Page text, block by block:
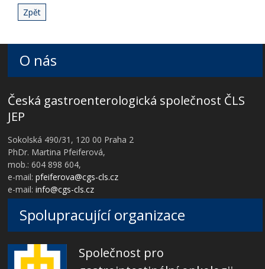
Zpět
O nás
Česká gastroenterologická společnost ČLS
JEP
Sokolská 490/31, 120 00 Praha 2
PhDr. Martina Pfeiferová,
mob.: 604 898 604,
e-mail:pfeiferova@cgs-cls.cz
e-mail:info@cgs-cls.cz
Spolupracující organizace
Společnost pro